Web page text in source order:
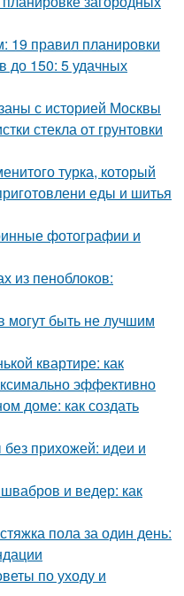
19 правил планировки
до 150: 5 удачных
с историей Москвы
стекла от грунтовки
турка, который
еды и шитья
фотографии и
из пеноблоков:
могут быть не лучшим
квартире: как
эффективно
доме: как создать
прихожей: идеи и
и ведер: как
пола за один день:
по уходу и